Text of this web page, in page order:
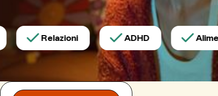
Relazioni ADHD